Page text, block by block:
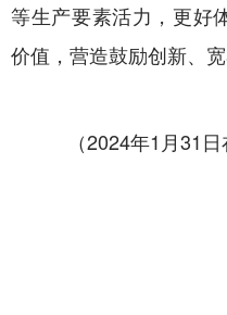
等生产要素活力，更好
价值，营造鼓励创新、
（2024年1月31